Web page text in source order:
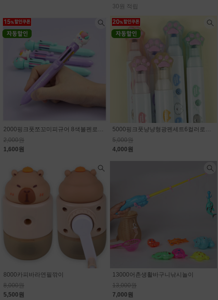
30원 적립
2000핑크풋쪼꼬미피규어 8색볼펜로그인시 15% 할인된 가격
2,000원
1,600원
5000핑크풋냥냥형광펜세트6컬러로그인시 20% 할인된 가격
5,000원
4,000원
8000카피바라연필깎이
8,000원
5,500원
13000어촌생활바구니낚시놀이
13,000원
7,000원